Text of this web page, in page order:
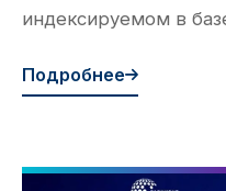
индексируемом в
Подробнее